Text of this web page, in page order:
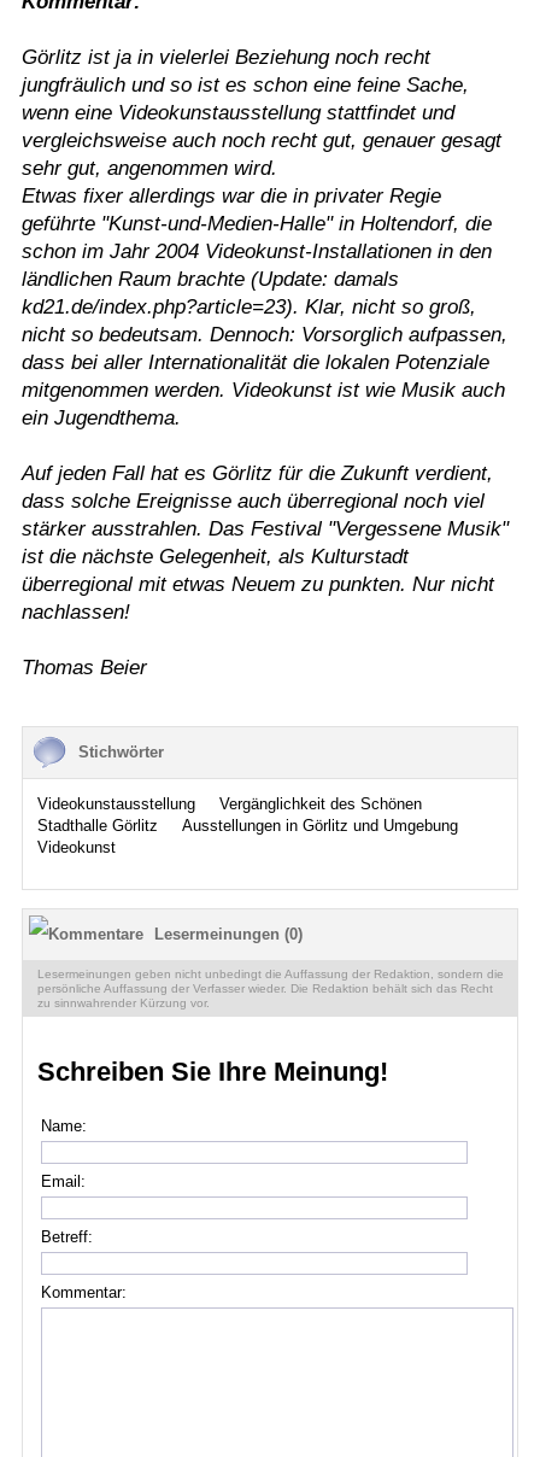
Görlitz ist ja in vielerlei Beziehung noch recht
jungfräulich und so ist es schon eine feine Sache,
wenn eine Videokunstausstellung stattfindet und
vergleichsweise auch noch recht gut, genauer gesagt
sehr gut, angenommen wird.
Etwas fixer allerdings war die in privater Regie
geführte "Kunst-und-Medien-Halle" in Holtendorf, die
schon im Jahr 2004 Videokunst-Installationen in den
ländlichen Raum brachte (Update: damals
kd21.de/index.php?article=23). Klar, nicht so groß,
nicht so bedeutsam. Dennoch: Vorsorglich aufpassen,
dass bei aller Internationalität die lokalen Potenziale
mitgenommen werden. Videokunst ist wie Musik auch
ein Jugendthema.
Auf jeden Fall hat es Görlitz für die Zukunft verdient,
dass solche Ereignisse auch überregional noch viel
stärker ausstrahlen. Das Festival "Vergessene Musik"
ist die nächste Gelegenheit, als Kulturstadt
überregional mit etwas Neuem zu punkten. Nur nicht
nachlassen!
Thomas Beier
Stichwörter
Videokunstausstellung
Vergänglichkeit des Schönen
Stadthalle Görlitz
Ausstellungen in Görlitz und Umgebung
Videokunst
Lesermeinungen (0)
Lesermeinungen geben nicht unbedingt die Auffassung der Redaktion, sondern die
persönliche Auffassung der Verfasser wieder. Die Redaktion behält sich das Recht
zu sinnwahrender Kürzung vor.
Schreiben Sie Ihre Meinung!
Name:
Email:
Betreff:
Kommentar: